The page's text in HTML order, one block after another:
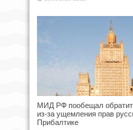
МИД РФ пообещал
из-за ущемления прав
Прибалтике